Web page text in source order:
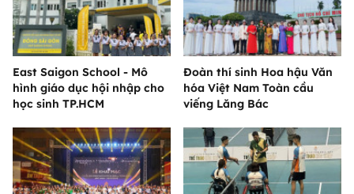
East Saigon School - Mô
hình giáo dục hội nhập cho
học sinh TP.HCM
Đoàn thí sinh Hoa hậu Văn
hóa Việt Nam Toàn cầu
viếng Lăng Bác